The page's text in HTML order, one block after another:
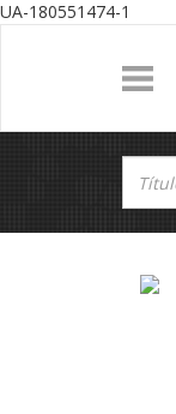
UA-180551474-1